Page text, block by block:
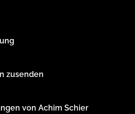
zusenden
von Achim Schier